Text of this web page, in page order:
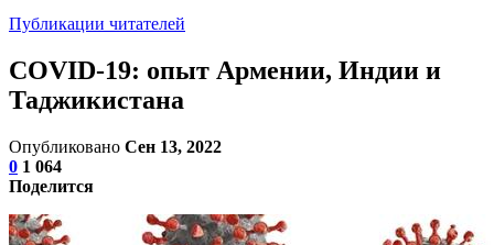
Публикации читателей
COVID-19: опыт Армении, Индии и
Таджикистана
Опубликовано Сен 13, 2022
0 1 064
Поделится